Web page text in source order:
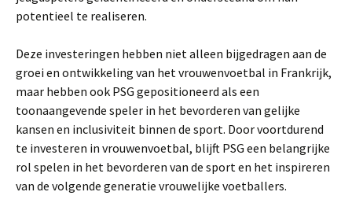
potentieel te realiseren.
Deze investeringen hebben niet alleen bijgedragen aan de
groei en ontwikkeling van het vrouwenvoetbal in Frankrijk,
maar hebben ook PSG gepositioneerd als een
toonaangevende speler in het bevorderen van gelijke
kansen en inclusiviteit binnen de sport. Door voortdurend
te investeren in vrouwenvoetbal, blijft PSG een belangrijke
rol spelen in het bevorderen van de sport en het inspireren
van de volgende generatie vrouwelijke voetballers.